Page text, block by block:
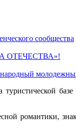
сообщества
ОТЕЧЕСТВА»!
туристической
романтики,